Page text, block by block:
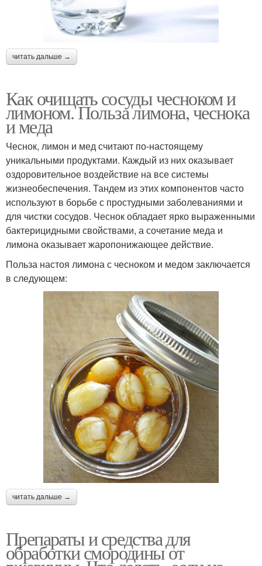
читать дальше →
Как очищать сосуды чесноком и
лимоном. Польза лимона, чеснока
и меда
Чеснок, лимон и мед считают по-настоящему
уникальными продуктами. Каждый из них оказывает
оздоровительное воздействие на все системы
жизнеобеспечения. Тандем из этих компонентов часто
используют в борьбе с простудными заболеваниями и
для чистки сосудов. Чеснок обладает ярко выраженными
бактерицидными свойствами, а сочетание меда и
лимона оказывает жаропонижающее действие.
Польза настоя лимона с чесноком и медом заключается
в следующем:
читать дальше →
Препараты и средства для
обработки смородины от